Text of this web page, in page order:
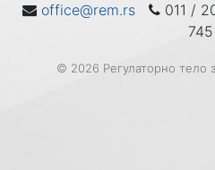
office@rem.rs
011 /
745
© 2026 Регулаторно тело